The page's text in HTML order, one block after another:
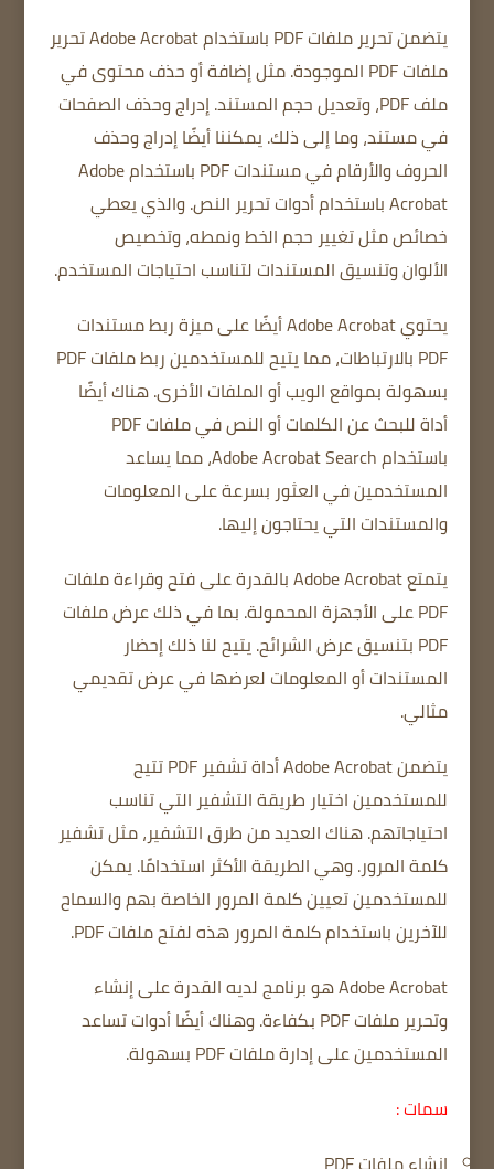
يتضمن تحرير ملفات PDF باستخدام Adobe Acrobat تحرير
ملفات PDF الموجودة.
مثل إضافة أو حذف محتوى في
ملف PDF، وتعديل حجم المستند.
إدراج وحذف الصفحات
في مستند، وما إلى ذلك. يمكننا أيضًا إدراج وحذف
الحروف والأرقام في مستندات PDF باستخدام Adobe
Acrobat باستخدام أدوات تحرير النص.
والذي يعطي
خصائص مثلتغيير حجم الخط ونمطه، وتخصيص
الألوانوتنسيق المستندات لتناسب احتياجات المستخدم.
يحتوي Adobe Acrobat أيضًا على ميزة ربط مستندات
PDF بالارتباطات، مما يتيح للمستخدمين ربط ملفات PDF
بسهولة بمواقع الويب أو الملفات الأخرى.هناك أيضًا
أداة للبحث عن الكلمات أو النص في ملفات PDF
باستخدام Adobe Acrobat Search، مما يساعد
المستخدمين في العثور بسرعة على المعلومات
والمستندات التي يحتاجون إليها.
يتمتع Adobe Acrobat بالقدرة على فتح وقراءة ملفات
PDF على الأجهزة المحمولة.
بما في ذلك عرض ملفات
PDF بتنسيق عرض الشرائح.
يتيح لنا ذلك إحضار
المستندات أو المعلومات لعرضها في عرض تقديمي
مثالي.
يتضمن Adobe Acrobat أداة تشفير PDF تتيح
للمستخدمين اختيار طريقة التشفير التي تناسب
احتياجاتهم.هناك العديد من طرق التشفير، مثل تشفير
كلمة المرور. وهي الطريقة الأكثر استخدامًا.يمكن
للمستخدمين تعيين كلمة المرور الخاصة بهم والسماح
للآخرين باستخدام كلمة المرور هذه لفتح ملفات PDF.
Adobe Acrobat هو برنامج لديه القدرة على إنشاء
وتحرير ملفات PDF بكفاءة.
وهناك أيضًا أدوات تساعد
المستخدمين على إدارة ملفات PDF بسهولة.
سمات :